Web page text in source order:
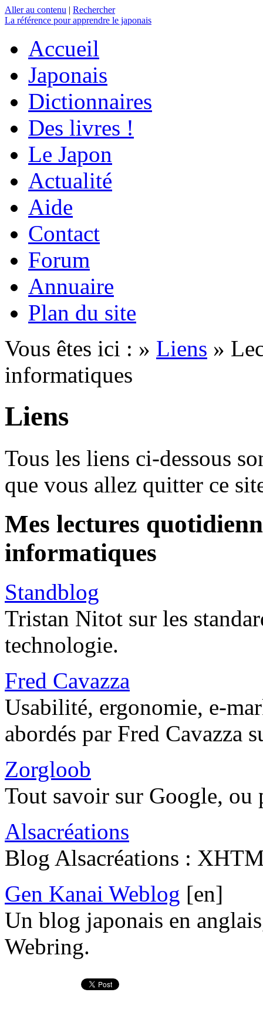
Aller au contenu | Rechercher
La référence pour apprendre le japonais
Accueil
Japonais
Dictionnaires
Des livres !
Le Japon
Actualité
Aide
Contact
Forum
Annuaire
Plan du site
Vous êtes ici : » Liens »
informatiques
Liens
Tous les liens ci-dessous
que vous allez quitter ce
Mes lectures
informatiques
Standblog
Tristan Nitot sur les
technologie.
Fred Cavazza
Usabilité, ergonomie, e-
abordés par Fred Cavazza
Zorgloob
Tout savoir sur Google, ou
Alsacréations
Blog Alsacréations :
Gen Kanai Weblog [en]
Un blog japonais en
Webring.